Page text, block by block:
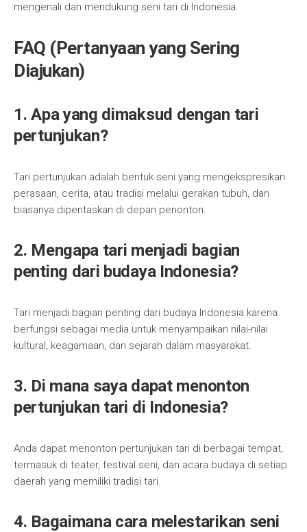
mengenali dan mendukung seni tari di Indonesia.
FAQ (Pertanyaan yang Sering
Diajukan)
1. Apa yang dimaksud dengan tari
pertunjukan?
Tari pertunjukan adalah bentuk seni yang mengekspresikan
perasaan, cerita, atau tradisi melalui gerakan tubuh, dan
biasanya dipentaskan di depan penonton.
2. Mengapa tari menjadi bagian
penting dari budaya Indonesia?
Tari menjadi bagian penting dari budaya Indonesia karena
berfungsi sebagai media untuk menyampaikan nilai-nilai
kultural, keagamaan, dan sejarah dalam masyarakat.
3. Di mana saya dapat menonton
pertunjukan tari di Indonesia?
Anda dapat menonton pertunjukan tari di berbagai tempat,
termasuk di teater, festival seni, dan acara budaya di setiap
daerah yang memiliki tradisi tari.
4. Bagaimana cara melestarikan seni